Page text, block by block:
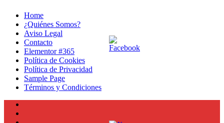
contenido
Home
¿Quiénes Somos?
Aviso Legal
Contacto
Elementor #365
Política de Cookies
Política de Privacidad
Sample Page
Términos y Condiciones